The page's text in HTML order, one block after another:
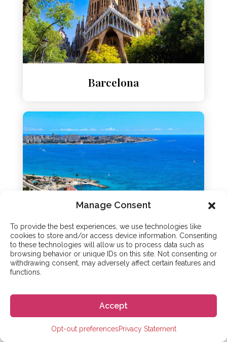
Manage Consent
To provide the best experiences, we use technologies like
cookies to store and/or access device information. Consenting
to these technologies will allow us to process data such as
browsing behavior or unique IDs on this site. Not consenting or
withdrawing consent, may adversely affect certain features and
functions.
Accept
Opt-out preferencesPrivacy Statement
Barcelona
Alicante